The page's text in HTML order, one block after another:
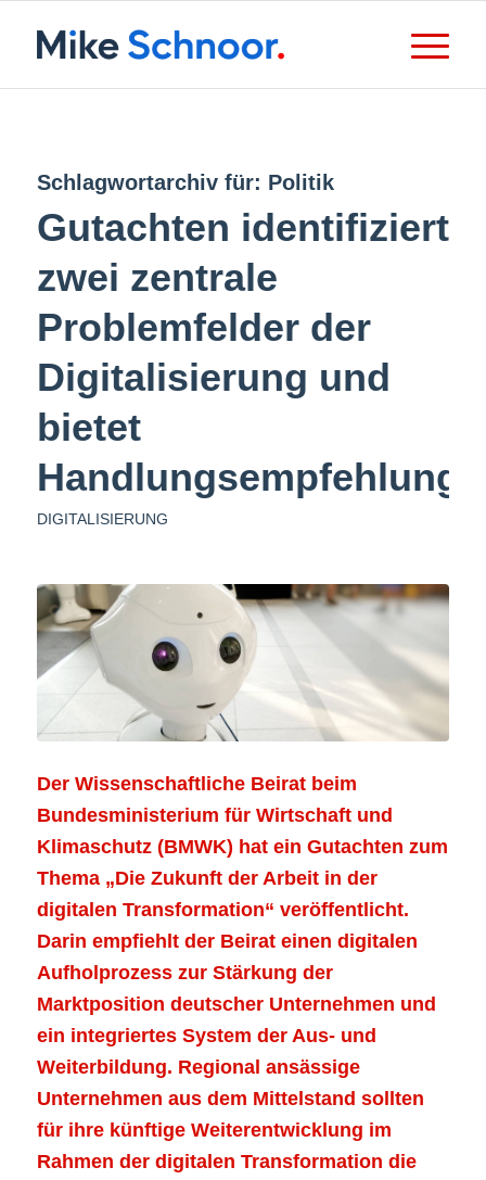
Schlagwortarchiv für: Politik
Gutachten identifiziert
zwei zentrale
Problemfelder der
Digitalisierung und
bietet
DIGITALISIERUNG
Der Wissenschaftliche Beirat beim
Bundesministerium für Wirtschaft und
Klimaschutz (BMWK) hat ein Gutachten zum
Thema „Die Zukunft der Arbeit in der
digitalen Transformation“ veröffentlicht.
Darin empfiehlt der Beirat einen digitalen
Aufholprozess zur Stärkung der
Marktposition deutscher Unternehmen und
ein integriertes System der Aus- und
Weiterbildung. Regional ansässige
Unternehmen aus dem Mittelstand sollten
für ihre künftige Weiterentwicklung im
Rahmen der digitalen Transformation die